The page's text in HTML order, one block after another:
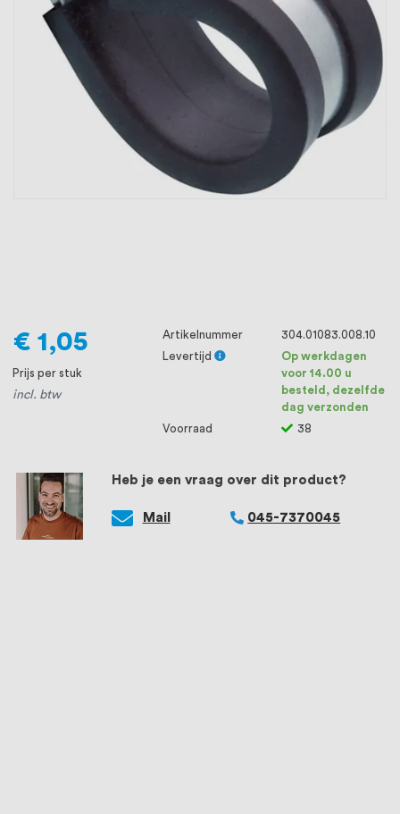
ons voorop, want we geloven dat een
goede relatie met onze klanten het
verschil maakt.
Heb je een vraag over dit product?
Mail 045-7370045
€ 1,05
Prijs per stuk
incl. btw
Artikelnummer
304.01083.008.10
Levertijd
Op werkdagen
voor 14.00 u
besteld, dezelfde
dag verzonden
Voorraad
38